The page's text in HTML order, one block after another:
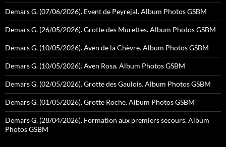
Demars G. (07/06/2026). Event de Peyrejal. Album Photos GSBM
Demars G. (26/05/2026). Grotte des Murettes. Album Photos GSBM
Demars G. (10/05/2026). Aven de la Chèvre. Album Photos GSBM
Demars G. (10/05/2026). Aven Rosa. Album Photos GSBM
Demars G. (02/05/2026). Grotte des Gaulois. Album Photos GSBM
Demars G. (01/05/2026). Grotte Roche. Album Photos GSBM
Demars G. (28/04/2026). Formation aux premiers secours. Album
Photos GSBM